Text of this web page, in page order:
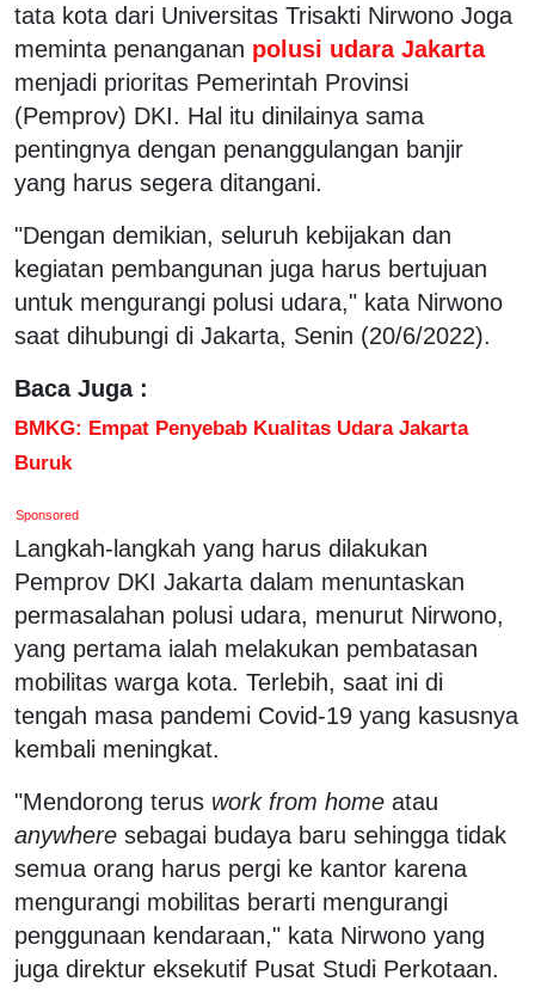
tata kota dari Universitas Trisakti Nirwono Joga
meminta penanganan polusi udara Jakarta
menjadi prioritas Pemerintah Provinsi
(Pemprov) DKI. Hal itu dinilainya sama
pentingnya dengan penanggulangan banjir
yang harus segera ditangani.
"Dengan demikian, seluruh kebijakan dan
kegiatan pembangunan juga harus bertujuan
untuk mengurangi polusi udara," kata Nirwono
saat dihubungi di Jakarta, Senin (20/6/2022).
Baca Juga :
BMKG: Empat Penyebab Kualitas Udara Jakarta
Buruk
Sponsored
Langkah-langkah yang harus dilakukan
Pemprov DKI Jakarta dalam menuntaskan
permasalahan polusi udara, menurut Nirwono,
yang pertama ialah melakukan pembatasan
mobilitas warga kota. Terlebih, saat ini di
tengah masa pandemi Covid-19 yang kasusnya
kembali meningkat.
"Mendorong terus work from home atau
anywhere sebagai budaya baru sehingga tidak
semua orang harus pergi ke kantor karena
mengurangi mobilitas berarti mengurangi
penggunaan kendaraan," kata Nirwono yang
juga direktur eksekutif Pusat Studi Perkotaan.